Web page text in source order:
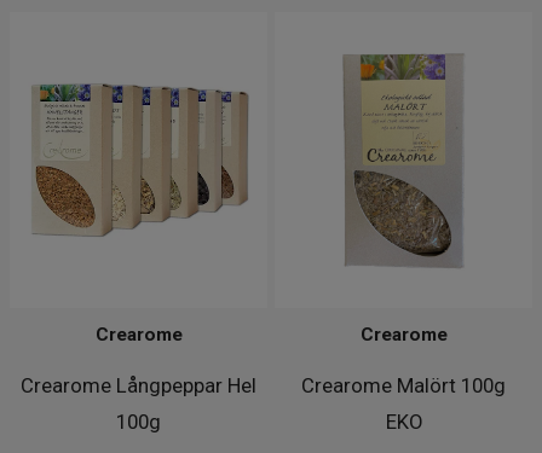
Crearome Långpeppar Hel
100g
Crearome
Crearome Malört 100g
EKO
Crearome